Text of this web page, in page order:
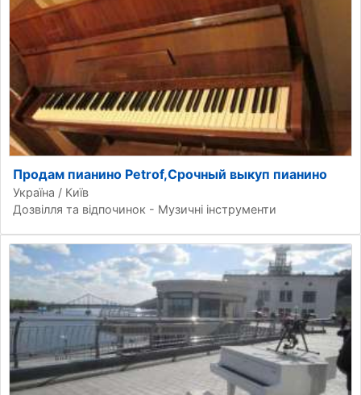
Продам пианино Petrof,Срочный выкуп пианино
Україна / Київ
Дозвілля та відпочинок - Музичні інструменти